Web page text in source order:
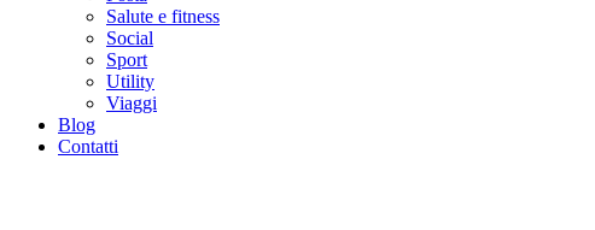
Salute e fitness
Social
Sport
Utility
Viaggi
Blog
Contatti